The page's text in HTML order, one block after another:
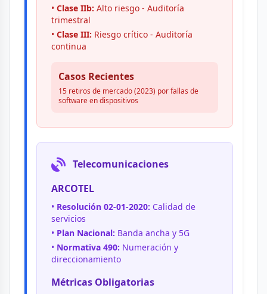
• Clase IIb: Alto riesgo - Auditoría
trimestral
• Clase III: Riesgo crítico - Auditoría
continua
Casos Recientes
15 retiros de mercado (2023) por fallas de
software en dispositivos
Telecomunicaciones
ARCOTEL
• Resolución 02-01-2020: Calidad de
servicios
• Plan Nacional: Banda ancha y 5G
• Normativa 490: Numeración y
direccionamiento
Métricas Obligatorias